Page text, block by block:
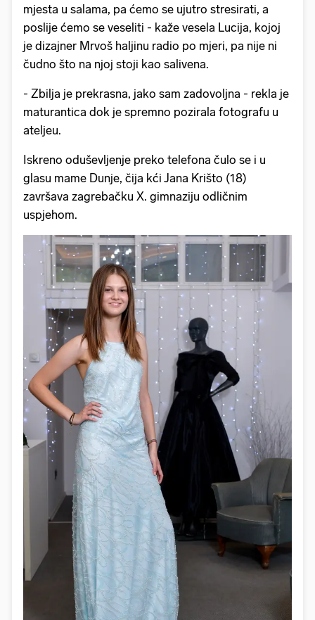
mjesta u salama, pa ćemo se ujutro stresirati, a
poslije ćemo se veseliti - kaže vesela Lucija, kojoj
je dizajner Mrvoš haljinu radio po mjeri, pa nije ni
čudno što na njoj stoji kao salivena.
- Zbilja je prekrasna, jako sam zadovoljna - rekla je
maturantica dok je spremno pozirala fotografu u
ateljeu.
Iskreno oduševljenje preko telefona čulo se i u
glasu mame Dunje, čija kći Jana Krišto (18)
završava zagrebačku X. gimnaziju odličnim
uspjehom.